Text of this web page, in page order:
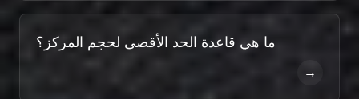
ما هي قاعدة الحد الأقصى لحجم المركز؟
→